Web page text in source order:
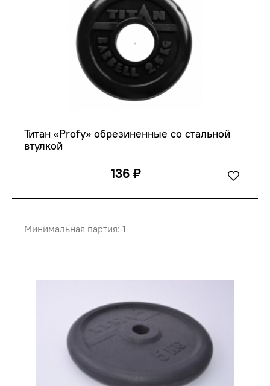
Титан «Profy» обрезиненные со стальной
втулкой
136 ₽
Минимальная партия: 1